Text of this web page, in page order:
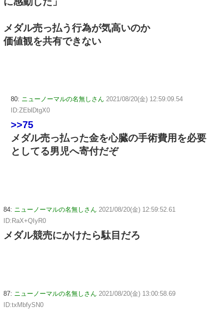
メダル売っ払う行為が気高いのか
価値観を共有できない
80: ニューノーマルの名無しさん 2021/08/20(金) 12:59:09.54
ID:ZEblDtgX0
>>75
メダル売っ払った金を心臓の手術費用を必要
としてる男児へ寄付だぞ
84: ニューノーマルの名無しさん 2021/08/20(金) 12:59:52.61
ID:RaX+QIyR0
メダル競売にかけたら駄目だろ
87: ニューノーマルの名無しさん 2021/08/20(金) 13:00:58.69
ID:txMbfySN0